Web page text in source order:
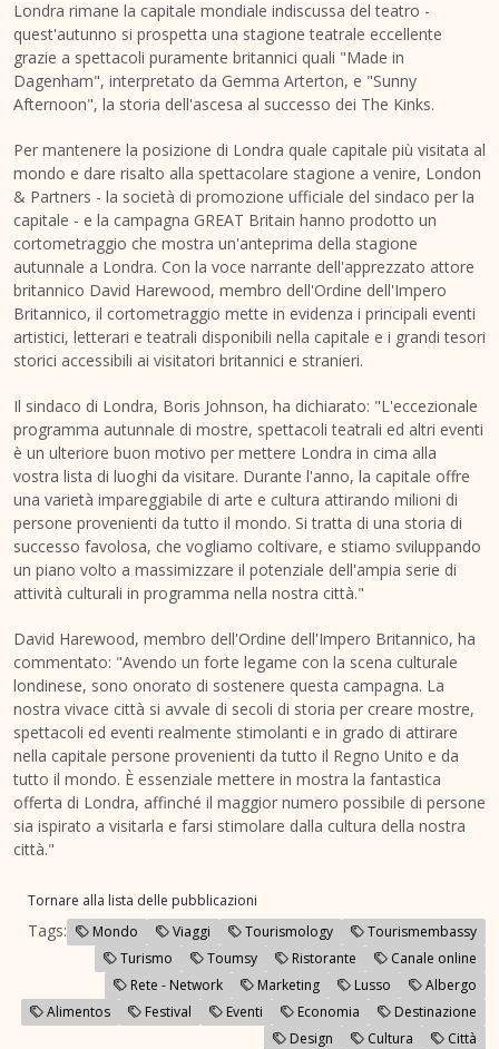
Londra rimane la capitale mondiale indiscussa del teatro -
quest'autunno si prospetta una stagione teatrale eccellente
grazie a spettacoli puramente britannici quali "Made in
Dagenham", interpretato da Gemma Arterton, e "Sunny
Afternoon", la storia dell'ascesa al successo dei The Kinks.
Per mantenere la posizione di Londra quale capitale più visitata al
mondo e dare risalto alla spettacolare stagione a venire, London
& Partners - la società di promozione ufficiale del sindaco per la
capitale - e la campagna GREAT Britain hanno prodotto un
cortometraggio che mostra un'anteprima della stagione
autunnale a Londra. Con la voce narrante dell'apprezzato attore
britannico David Harewood, membro dell'Ordine dell'Impero
Britannico, il cortometraggio mette in evidenza i principali eventi
artistici, letterari e teatrali disponibili nella capitale e i grandi tesori
storici accessibili ai visitatori britannici e stranieri.
Il sindaco di Londra, Boris Johnson, ha dichiarato: "L'eccezionale
programma autunnale di mostre, spettacoli teatrali ed altri eventi
è un ulteriore buon motivo per mettere Londra in cima alla
vostra lista di luoghi da visitare. Durante l'anno, la capitale offre
una varietà impareggiabile di arte e cultura attirando milioni di
persone provenienti da tutto il mondo. Si tratta di una storia di
successo favolosa, che vogliamo coltivare, e stiamo sviluppando
un piano volto a massimizzare il potenziale dell'ampia serie di
attività culturali in programma nella nostra città."
David Harewood, membro dell'Ordine dell'Impero Britannico, ha
commentato: "Avendo un forte legame con la scena culturale
londinese, sono onorato di sostenere questa campagna. La
nostra vivace città si avvale di secoli di storia per creare mostre,
spettacoli ed eventi realmente stimolanti e in grado di attirare
nella capitale persone provenienti da tutto il Regno Unito e da
tutto il mondo. È essenziale mettere in mostra la fantastica
offerta di Londra, affinché il maggior numero possibile di persone
sia ispirato a visitarla e farsi stimolare dalla cultura della nostra
città."
Tornare alla lista delle pubblicazioni
Tags: Mondo Viaggi Tourismology
Tourismembassy
Turismo
Toumsy Ristorante
Canale online
Rete - Network
Marketing Lusso
Albergo
Alimentos
Festival Eventi Economia
Destinazione
Design
Cultura Città